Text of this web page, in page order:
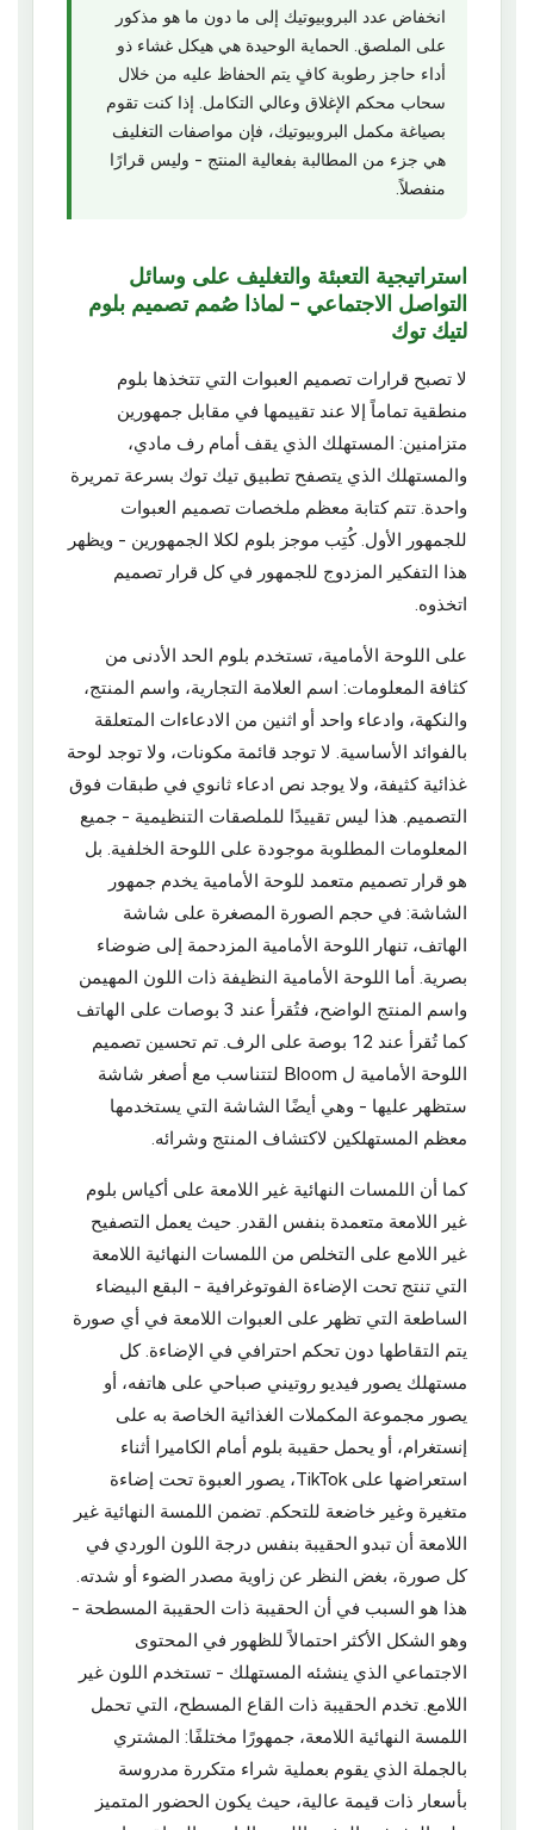
انخفاض عدد البروبيوتيك إلى ما دون ما هو مذكور
على الملصق. الحماية الوحيدة هي هيكل غشاء ذو
أداء حاجز رطوبة كافٍ يتم الحفاظ عليه من خلال
سحاب محكم الإغلاق وعالي التكامل. إذا كنت تقوم
بصياغة مكمل البروبيوتيك، فإن مواصفات التغليف
هي جزء من المطالبة بفعالية المنتج - وليس قرارًا
منفصلاً.
استراتيجية التعبئة والتغليف على وسائل
التواصل الاجتماعي - لماذا صُمم تصميم بلوم
لتيك توك
لا تصبح قرارات تصميم العبوات التي تتخذها بلوم
منطقية تماماً إلا عند تقييمها في مقابل جمهورين
متزامنين: المستهلك الذي يقف أمام رف مادي،
والمستهلك الذي يتصفح تطبيق تيك توك بسرعة تمريرة
واحدة. تتم كتابة معظم ملخصات تصميم العبوات
للجمهور الأول. كُتِب موجز بلوم لكلا الجمهورين - ويظهر
هذا التفكير المزدوج للجمهور في كل قرار تصميم
اتخذوه.
على اللوحة الأمامية، تستخدم بلوم الحد الأدنى من
كثافة المعلومات: اسم العلامة التجارية، واسم المنتج،
والنكهة، وادعاء واحد أو اثنين من الادعاءات المتعلقة
بالفوائد الأساسية. لا توجد قائمة مكونات، ولا توجد لوحة
غذائية كثيفة، ولا يوجد نص ادعاء ثانوي في طبقات فوق
التصميم. هذا ليس تقييدًا للملصقات التنظيمية - جميع
المعلومات المطلوبة موجودة على اللوحة الخلفية. بل
هو قرار تصميم متعمد للوحة الأمامية يخدم جمهور
الشاشة: في حجم الصورة المصغرة على شاشة
الهاتف، تنهار اللوحة الأمامية المزدحمة إلى ضوضاء
بصرية. أما اللوحة الأمامية النظيفة ذات اللون المهيمن
واسم المنتج الواضح، فتُقرأ عند 3 بوصات على الهاتف
كما تُقرأ عند 12 بوصة على الرف. تم تحسين تصميم
اللوحة الأمامية ل Bloom لتتناسب مع أصغر شاشة
ستظهر عليها - وهي أيضًا الشاشة التي يستخدمها
معظم المستهلكين لاكتشاف المنتج وشرائه.
كما أن اللمسات النهائية غير اللامعة على أكياس بلوم
غير اللامعة متعمدة بنفس القدر. حيث يعمل التصفيح
غير اللامع على التخلص من اللمسات النهائية اللامعة
التي تنتج تحت الإضاءة الفوتوغرافية - البقع البيضاء
الساطعة التي تظهر على العبوات اللامعة في أي صورة
يتم التقاطها دون تحكم احترافي في الإضاءة. كل
مستهلك يصور فيديو روتيني صباحي على هاتفه، أو
يصور مجموعة المكملات الغذائية الخاصة به على
إنستغرام، أو يحمل حقيبة بلوم أمام الكاميرا أثناء
استعراضها على TikTok، يصور العبوة تحت إضاءة
متغيرة وغير خاضعة للتحكم. تضمن اللمسة النهائية غير
اللامعة أن تبدو الحقيبة بنفس درجة اللون الوردي في
كل صورة، بغض النظر عن زاوية مصدر الضوء أو شدته.
هذا هو السبب في أن الحقيبة ذات الحقيبة المسطحة -
وهو الشكل الأكثر احتمالاً للظهور في المحتوى
الاجتماعي الذي ينشئه المستهلك - تستخدم اللون غير
اللامع. تخدم الحقيبة ذات القاع المسطح، التي تحمل
اللمسة النهائية اللامعة، جمهورًا مختلفًا: المشتري
بالجملة الذي يقوم بعملية شراء متكررة مدروسة
بأسعار ذات قيمة عالية، حيث يكون الحضور المتميز